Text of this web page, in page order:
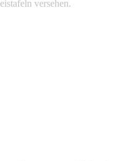
versehen.